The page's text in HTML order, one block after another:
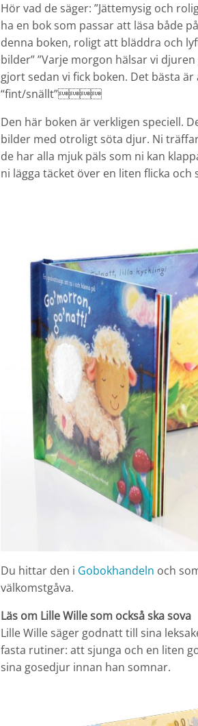
Hör vad de säger: ”Jättemysig och
ha en bok som passar att läsa både
denna boken, roligt att bläddra och
bilder” ”Varje morgon hälsar vi
gjort sedan vi fick boken. Det bästa
“fint/snällt”
Den här boken är verkligen speciell.
bilder med otroligt söta djur. Ni
de har alla mjuk päls som ni kan
ni lägga täcket över en liten flicka
Du hittar den i Gobokhandeln och
välkomstgåva.
Läs om Lille Wille som också ska sova
Lille Wille säger godnatt till sina
fasta rutiner: att sjunga och en liten
sina gosedjur innan han somnar.